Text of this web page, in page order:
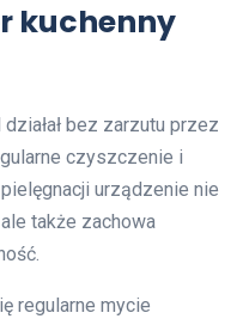
kuchenny
bez zarzutu przez
czyszczenie i
urządzenie nie
także zachowa
regularne mycie